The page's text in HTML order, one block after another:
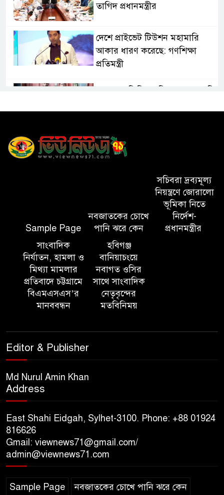
তাগিদ প্রধানমন্ত্রীর
দেশে প্রাইভেট টিউশন মহামারি
আকার ধারণ করেছে: গণশিক্ষা
প্রতিমন্ত্রী
সিলেটে হামের উপসর্গে মৃত্যু ৩
সালমান শাহ হত্যা মামলায় ডন
হবিগঞ্জ মহাসড়কে ত্রিমুখী সংঘর্ষে
সিলেটে কাজ করতে সিটি
কর্পোরেশনের এক কর্মচারী
বিদ্যুৎস্পৃষ্টে মৃত্যু, আহত ২
কর্তনে- পরিবেশের ক্ষতির অভিযোগ,
সিলেটের ওসমানীনগর এলাকায়
ঢাকা-সিলেট মহাসড়কে দুটি
যাত্রীবাহী বাসের মুখোমুখি সংঘর্ষে
নিহত ৯, পরিবারকে আর্থিক সহযোগিতা
Sample Page
নবজাতকের চোখে
পানি ঝরে কেন
সচিবরা দ্রব্যমূল্য
নিয়ন্ত্রণে জোরালো
ভূমিকা নিতে
নির্দেশ-
প্রধানমন্ত্রীর
সাংবাদিক
নির্যাতন, হামলা ও
মিথ্যা মামলার
প্রতিবাদে চট্টগ্রামে
বিএমএসএস’র
মানববন্ধন
হবিগঞ্জ
বানিয়াচংয়ে
নবাগত ওসির
সাথে সাংবাদিক
নেতৃবৃন্দের
মতবিনিময়
Editor & Publisher
Md Nurul Amin Khan
Address
East Shahi Eidgah, Sylhet-3100. Phone: +88 01924
816626
Gmail: viewnews71@gmail.com/
admin@viewnews71.com
Sample Page নবজাতকের চোখে পানি ঝরে কেন